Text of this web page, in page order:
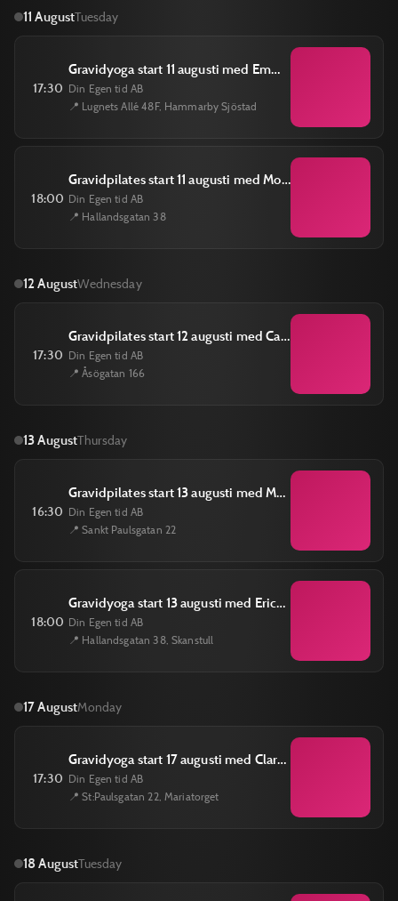
11 AugustTuesday
17:30
Gravidyoga start 11 augusti med Emmi Kirkholt tisdagar kl 17.30 till 18.45
Din Egen tid AB
📍 Lugnets Allé 48F, Hammarby Sjöstad
18:00
Gravidpilates start 11 augusti med Moa Petersdotter tisdagar kl 18.00 till 19.00
Din Egen tid AB
📍 Hallandsgatan 38
12 AugustWednesday
17:30
Gravidpilates start 12 augusti med Carina Schütt onsdagar kl 17.30 till 18.30
Din Egen tid AB
📍 Åsögatan 166
13 AugustThursday
16:30
Gravidpilates start 13 augusti med Moa Petersdotter torsdagar kl 16.30 till 17.15
Din Egen tid AB
📍 Sankt Paulsgatan 22
18:00
Gravidyoga start 13 augusti med Erica Stenström torsdagar kl 18.00 till 19.15
Din Egen tid AB
📍 Hallandsgatan 38, Skanstull
17 AugustMonday
17:30
Gravidyoga start 17 augusti med Clara Nelzén måndagar kl 17.30 till 18.45
Din Egen tid AB
📍 St:Paulsgatan 22, Mariatorget
18 AugustTuesday